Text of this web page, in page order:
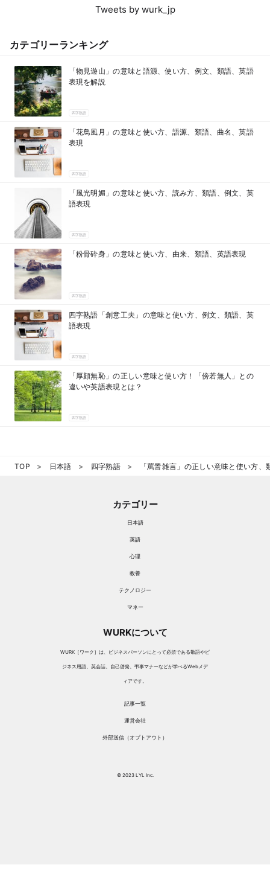
Tweets by wurk_jp
カテゴリーランキング
「物見遊山」の意味と語源、使い方、例文、類語、英語
表現を解説
四字熟語
「花鳥風月」の意味と使い方、語源、類語、曲名、英語
表現
四字熟語
「風光明媚」の意味と使い方、読み方、類語、例文、英
語表現
四字熟語
「粉骨砕身」の意味と使い方、由来、類語、英語表現
四字熟語
四字熟語「創意工夫」の意味と使い方、例文、類語、英
語表現
四字熟語
「厚顔無恥」の正しい意味と使い方！「傍若無人」との
違いや英語表現とは？
四字熟語
TOP 日本語 四字熟語 「罵詈雑言」の正しい意味と使い方
カテゴリー
日本語
英語
心理
教養
テクノロジー
マネー
WURKについて
WURK［ワーク］は、ビジネスパーソンにとって必須である敬語やビ
ジネス用語、英会話、自己啓発、弔事マナーなどが学べるWebメデ
ィアです。
記事一覧
運営会社
外部送信（オプトアウト）
© 2023 LYL Inc.